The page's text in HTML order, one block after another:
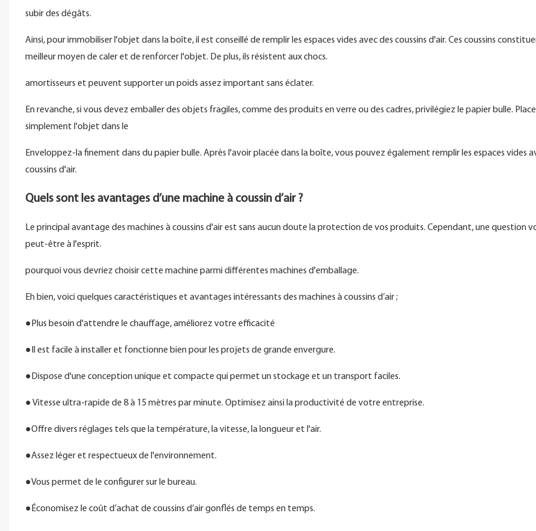
subir des dégâts.
Ainsi, pour immobiliser l'objet dans la boîte, il est conseillé de remplir les espaces vides avec des coussins d'air. Ces coussins
meilleur moyen de caler et de renforcer l'objet. De plus, ils résistent aux chocs.
amortisseurs et peuvent supporter un poids assez important sans éclater.
En revanche, si vous devez emballer des objets fragiles, comme des produits en verre ou des cadres, privilégiez le papier bulle.
simplement l'objet dans le
Enveloppez-la finement dans du papier bulle. Après l'avoir placée dans la boîte, vous pouvez également remplir les espaces vides
coussins d'air.
Quels sont les avantages d’une machine à coussin d’air ?
Le principal avantage des machines à coussins d'air est sans aucun doute la protection de vos produits. Cependant, une question
peut-être à l'esprit.
pourquoi vous devriez choisir cette machine parmi différentes machines d'emballage.
Eh bien, voici quelques caractéristiques et avantages intéressants des machines à coussins d’air ;
●Plus besoin d'attendre le chauffage, améliorez votre efficacité
●Il est facile à installer et fonctionne bien pour les projets de grande envergure.
●Dispose d'une conception unique et compacte qui permet un stockage et un transport faciles.
● Vitesse ultra-rapide de 8 à 15 mètres par minute. Optimisez ainsi la productivité de votre entreprise.
●Offre divers réglages tels que la température, la vitesse, la longueur et l'air.
●Assez léger et respectueux de l'environnement.
●Vous permet de le configurer sur le bureau.
●Économisez le coût d’achat de coussins d’air gonflés de temps en temps.